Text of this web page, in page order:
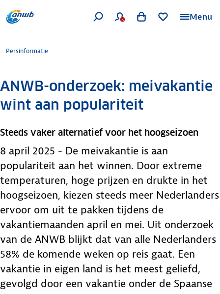
Menu
Persinformatie
ANWB-onderzoek: meivakantie
wint aan populariteit
Steeds vaker alternatief voor het hoogseizoen
8 april 2025 - De meivakantie is aan
populariteit aan het winnen. Door extreme
temperaturen, hoge prijzen en drukte in het
hoogseizoen, kiezen steeds meer Nederlanders
ervoor om uit te pakken tijdens de
vakantiemaanden april en mei. Uit onderzoek
van de ANWB blijkt dat van alle Nederlanders
58% de komende weken op reis gaat. Een
vakantie in eigen land is het meest geliefd,
gevolgd door een vakantie onder de Spaanse